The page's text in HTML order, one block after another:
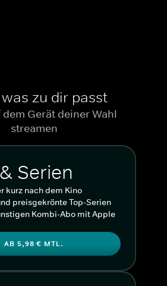
zu dir passt
Gerät deiner Wahl
streamen
Serien
kurz nach dem Kino
preisgekrönte Top-Serien
Kombi-Abo mit Apple
AB 5,98 € MTL.